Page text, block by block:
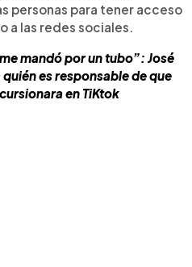
personas para tener acceso
a las redes sociales.
mandó por un tubo”: José
es responsable de que
en TiKtok